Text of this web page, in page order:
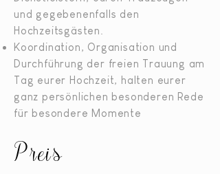
und gegebenenfalls den
Hochzeitsgästen.
Koordination, Organisation und
Durchführung der freien Trauung am
Tag eurer Hochzeit, halten eurer
ganz persönlichen besonderen Rede
für besondere Momente
Preis